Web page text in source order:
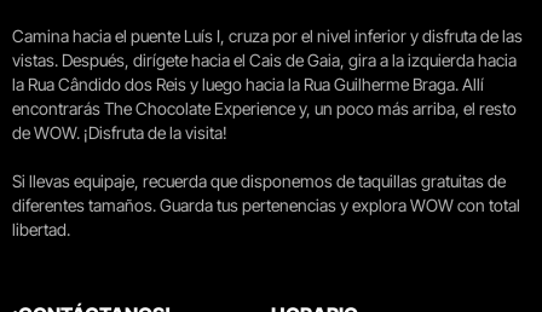
Camina hacia el puente Luís I, cruza por el nivel inferior y disfruta de las
vistas. Después, dirígete hacia el Cais de Gaia, gira a la izquierda hacia
la Rua Cândido dos Reis y luego hacia la Rua Guilherme Braga. Allí
encontrarás The Chocolate Experience y, un poco más arriba, el resto
de WOW. ¡Disfruta de la visita!
Si llevas equipaje, recuerda que disponemos de taquillas gratuitas de
diferentes tamaños. Guarda tus pertenencias y explora WOW con total
libertad.